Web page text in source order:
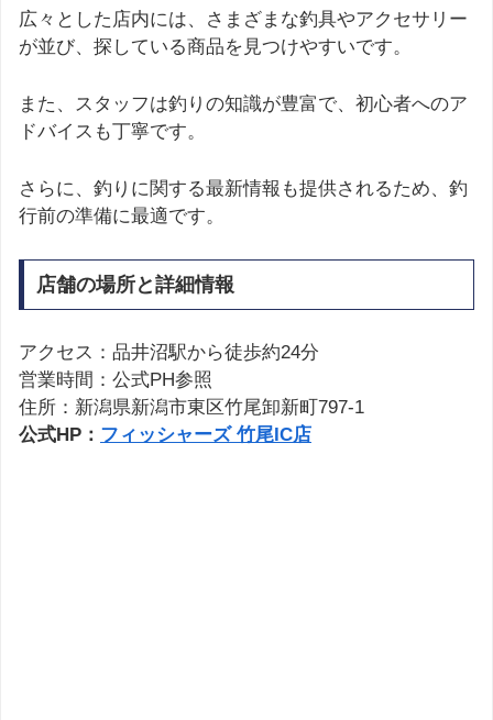
広々とした店内には、さまざまな釣具やアクセサリー
が並び、探している商品を見つけやすいです。
また、スタッフは釣りの知識が豊富で、初心者へのア
ドバイスも丁寧です。
さらに、釣りに関する最新情報も提供されるため、釣
行前の準備に最適です。
店舗の場所と詳細情報
アクセス：品井沼駅から徒歩約24分
営業時間：公式PH参照
住所：新潟県新潟市東区竹尾卸新町797-1
公式HP： フィッシャーズ 竹尾IC店